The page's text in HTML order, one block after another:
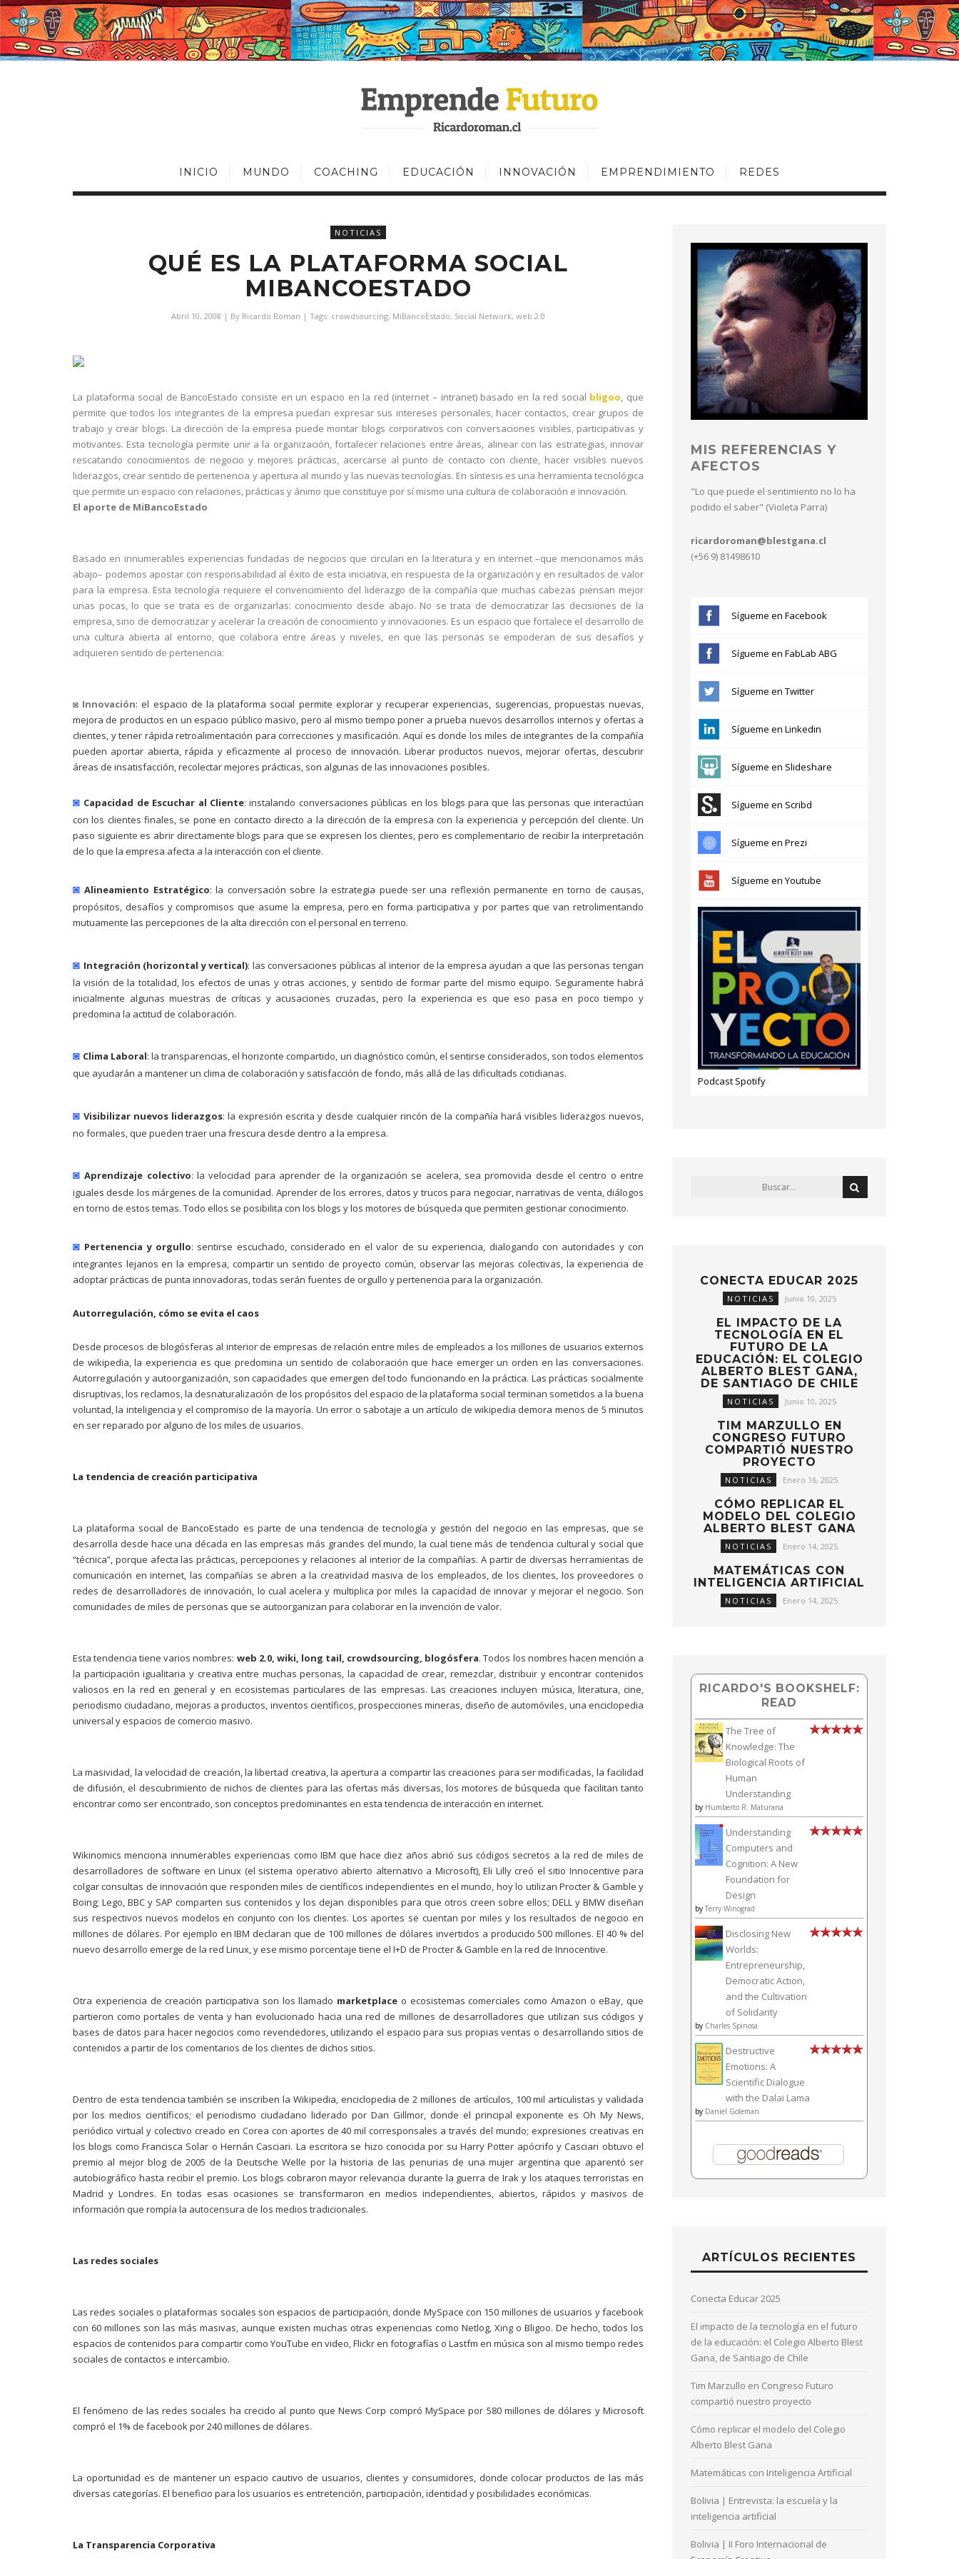
INICIO MUNDO COACHING EDUCACIÓN INNOVACIÓN EMPRENDIMIENTO REDES
NOTICIAS
QUÉ ES LA PLATAFORMA SOCIAL
MIBANCOESTADO
Abril 10, 2008 | By Ricardo Roman | Tags: crowdsourcing, MiBancoEstado, Social Network, web 2.0
La plataforma social de BancoEstado consiste en un espacio en la red (internet – intranet) basado en la red social bligoo, que
permite que todos los integrantes de la empresa puedan expresar sus intereses personales, hacer contactos, crear grupos de
trabajo y crear blogs. La dirección de la empresa puede montar blogs corporativos con conversaciones visibles, participativas y
motivantes. Esta tecnología permite unir a la organización, fortalecer relaciones entre áreas, alinear con las estrategias, innovar
rescatando conocimientos de negocio y mejores prácticas, acercarse al punto de contacto con cliente, hacer visibles nuevos
liderazgos, crear sentido de pertenencia y apertura al mundo y las nuevas tecnologías. En síntesis es una herramienta tecnológica
que permite un espacio con relaciones, prácticas y ánimo que constituye por sí mismo una cultura de colaboración e innovación.
El aporte de MiBancoEstado
Basado en innumerables experiencias fundadas de negocios que circulan en la literatura y en internet –que mencionamos más
abajo– podemos apostar con responsabilidad al éxito de esta iniciativa, en respuesta de la organización y en resultados de valor
para la empresa. Esta tecnología requiere el convencimiento del liderazgo de la compañía que muchas cabezas piensan mejor
unas pocas, lo que se trata es de organizarlas: conocimiento desde abajo. No se trata de democratizar las decisiones de la
empresa, sino de democratizar y acelerar la creación de conocimiento y innovaciones. Es un espacio que fortalece el desarrollo de
una cultura abierta al entorno, que colabora entre áreas y niveles, en que las personas se empoderan de sus desafíos y
adquieren sentido de pertenencia:
◙ Innovación: el espacio de la plataforma social permite explorar y recuperar experiencias, sugerencias, propuestas nuevas,
mejora de productos en un espacio público masivo, pero al mismo tiempo poner a prueba nuevos desarrollos internos y ofertas a
clientes, y tener rápida retroalimentación para correcciones y masificación. Aquí es donde los miles de integrantes de la compañía
pueden aportar abierta, rápida y eficazmente al proceso de innovación. Liberar productos nuevos, mejorar ofertas, descubrir
áreas de insatisfacción, recolectar mejores prácticas, son algunas de las innovaciones posibles.
◙ Capacidad de Escuchar al Cliente: instalando conversaciones públicas en los blogs para que las personas que interactúan
con los clientes finales, se pone en contacto directo a la dirección de la empresa con la experiencia y percepción del cliente. Un
paso siguiente es abrir directamente blogs para que se expresen los clientes, pero es complementario de recibir la interpretación
de lo que la empresa afecta a la interacción con el cliente.
◙Alineamiento Estratégico: la conversación sobre la estrategia puede ser una reflexión permanente en torno de causas,
propósitos, desafíos y compromisos que asume la empresa, pero en forma participativa y por partes que van retrolimentando
mutuamente las percepciones de la alta dirección con el personal en terreno.
◙ Integración (horizontal y vertical): las conversaciones públicas al interior de la empresa ayudan a que las personas tengan
la visión de la totalidad, los efectos de unas y otras acciones, y sentido de formar parte del mismo equipo. Seguramente habrá
inicialmente algunas muestras de críticas y acusaciones cruzadas, pero la experiencia es que eso pasa en poco tiempo y
predomina la actitud de colaboración.
◙ Clima Laboral: la transparencias, el horizonte compartido, un diagnóstico común, el sentirse considerados, son todos elementos
que ayudarán a mantener un clima de colaboración y satisfacción de fondo, más allá de las dificultads cotidianas.
◙Visibilizar nuevos liderazgos: la expresión escrita y desde cualquier rincón de la compañía hará visibles liderazgos nuevos,
no formales, que pueden traer una frescura desde dentro a la empresa.
◙Aprendizaje colectivo: la velocidad para aprender de la organización se acelera, sea promovida desde el centro o entre
iguales desde los márgenes de la comunidad. Aprender de los errores, datos y trucos para negociar, narrativas de venta, diálogos
en torno de estos temas. Todo ellos se posibilita con los blogs y los motores de búsqueda que permiten gestionar conocimiento.
◙ Pertenencia y orgullo: sentirse escuchado, considerado en el valor de su experiencia, dialogando con autoridades y con
integrantes lejanos en la empresa, compartir un sentido de proyecto común, observar las mejoras colectivas, la experiencia de
adoptar prácticas de punta innovadoras, todas serán fuentes de orgullo y pertenencia para la organización.
Autorregulación, cómo se evita el caos
Desde procesos de blogósferas al interior de empresas de relación entre miles de empleados a los millones de usuarios externos
de wikipedia, la experiencia es que predomina un sentido de colaboración que hace emerger un orden en las conversaciones.
Autorregulación y autoorganización, son capacidades que emergen del todo funcionando en la práctica. Las prácticas socialmente
disruptivas, los reclamos, la desnaturalización de los propósitos del espacio de la plataforma social terminan sometidos a la buena
voluntad, la inteligencia y el compromiso de la mayoría. Un error o sabotaje a un artículo de wikipedia demora menos de 5 minutos
en ser reparado por alguno de los miles de usuarios.
La tendencia de creación participativa
La plataforma social de BancoEstado es parte de una tendencia de tecnología y gestión del negocio en las empresas, que se
desarrolla desde hace una década en las empresas más grandes del mundo, la cual tiene más de tendencia cultural y social que
“técnica”, porque afecta las prácticas, percepciones y relaciones al interior de la compañías. A partir de diversas herramientas de
comunicación en internet, las compañías se abren a la creatividad masiva de los empleados, de los clientes, los proveedores o
redes de desarrolladores de innovación, lo cual acelera y multiplica por miles la capacidad de innovar y mejorar el negocio. Son
comunidades de miles de personas que se autoorganizan para colaborar en la invención de valor.
Esta tendencia tiene varios nombres: web 2.0, wiki, long tail, crowdsourcing, blogósfera. Todos los nombres hacen mención a
la participación igualitaria y creativa entre muchas personas, la capacidad de crear, remezclar, distribuir y encontrar contenidos
valiosos en la red en general y en ecosistemas particulares de las empresas. Las creaciones incluyen música, literatura, cine,
periodismo ciudadano, mejoras a productos, inventos científicos, prospecciones mineras, diseño de automóviles, una enciclopedia
universal y espacios de comercio masivo.
La masividad, la velocidad de creación, la libertad creativa, la apertura a compartir las creaciones para ser modificadas, la facilidad
de difusión, el descubrimiento de nichos de clientes para las ofertas más diversas, los motores de búsqueda que facilitan tanto
encontrar como ser encontrado, son conceptos predominantes en esta tendencia de interacción en internet.
Wikinomics menciona innumerables experiencias como IBM que hace diez años abrió sus códigos secretos a la red de miles de
desarrolladores de software en Linux (el sistema operativo abierto alternativo a Microsoft), Eli Lilly creó el sitio Innocentive para
colgar consultas de innovación que responden miles de científicos independientes en el mundo, hoy lo utilizan Procter & Gamble y
Boing; Lego, BBC y SAP comparten sus contenidos y los dejan disponibles para que otros creen sobre ellos; DELL y BMW diseñan
sus respectivos nuevos modelos en conjunto con los clientes. Los aportes se cuentan por miles y los resultados de negocio en
millones de dólares. Por ejemplo en IBM declaran que de 100 millones de dólares invertidos a producido 500 millones. El 40 % del
nuevo desarrollo emerge de la red Linux, y ese mismo porcentaje tiene el I+D de Procter & Gamble en la red de Innocentive.
Otra experiencia de creación participativa son los llamado marketplace o ecosistemas comerciales como Amazon o eBay, que
partieron como portales de venta y han evolucionado hacia una red de millones de desarrolladores que utilizan sus códigos y
bases de datos para hacer negocios como revendedores, utilizando el espacio para sus propias ventas o desarrollando sitios de
contenidos a partir de los comentarios de los clientes de dichos sitios.
Dentro de esta tendencia también se inscriben la Wikipedia, enciclopedia de 2 millones de artículos, 100 mil articulistas y validada
por los medios científicos; el periodismo ciudadano liderado por Dan Gillmor, donde el principal exponente es Oh My News,
periódico virtual y colectivo creado en Corea con aportes de 40 mil corresponsales a través del mundo; expresiones creativas en
los blogs como Francisca Solar o Hernán Casciari. La escritora se hizo conocida por su Harry Potter apócrifo y Casciari obtuvo el
premio al mejor blog de 2005 de la Deutsche Welle por la historia de las penurias de una mujer argentina que aparentó ser
autobiográfico hasta recibir el premio. Los blogs cobraron mayor relevancia durante la guerra de Irak y los ataques terroristas en
Madrid y Londres. En todas esas ocasiones se transformaron en medios independientes, abiertos, rápidos y masivos de
información que rompía la autocensura de los medios tradicionales.
Las redes sociales
Las redes sociales o plataformas sociales son espacios de participación, donde MySpace con 150 millones de usuarios y facebook
con 60 millones son las más masivas, aunque existen muchas otras experiencias como Netlog, Xing o Bligoo. De hecho, todos los
espacios de contenidos para compartir como YouTube en video, Flickr en fotografías o Lastfm en música son al mismo tiempo redes
sociales de contactos e intercambio.
El fenómeno de las redes sociales ha crecido al punto que News Corp compró MySpace por 580 millones de dólares y Microsoft
compró el 1% de facebook por 240 millones de dólares.
La oportunidad es de mantener un espacio cautivo de usuarios, clientes y consumidores, donde colocar productos de las más
diversas categorías. El beneficio para los usuarios es entretención, participación, identidad y posibilidades económicas.
La Transparencia Corporativa
MIS REFERENCIAS Y
AFECTOS
"Lo que puede el sentimiento no lo ha
podido el saber" (Violeta Parra)
ricardoroman@blestgana.cl
(+56 9) 81498610
Sígueme en Facebook
Sígueme en FabLab ABG
Sígueme en Twitter
Sígueme en Linkedin
Sígueme en Slideshare
Sígueme en Scribd
Sígueme en Prezi
Sígueme en Youtube
Podcast Spotify
CONECTA EDUCAR 2025
NOTICIAS Junio 10, 2025
EL IMPACTO DE LA
TECNOLOGÍA EN EL
FUTURO DE LA
EDUCACIÓN: EL COLEGIO
ALBERTO BLEST GANA,
DE SANTIAGO DE CHILE
NOTICIAS Junio 10, 2025
TIM MARZULLO EN
CONGRESO FUTURO
COMPARTIÓ NUESTRO
PROYECTO
NOTICIAS Enero 16, 2025
CÓMO REPLICAR EL
MODELO DEL COLEGIO
ALBERTO BLEST GANA
NOTICIAS Enero 14, 2025
MATEMÁTICAS CON
INTELIGENCIA ARTIFICIAL
NOTICIAS Enero 14, 2025
RICARDO'S BOOKSHELF:
READ
The Tree of
Knowledge: The
Biological Roots of
Human
Understanding
by Humberto R. Maturana
Understanding
Computers and
Cognition: A New
Foundation for
Design
by Terry Winograd
Disclosing New
Worlds:
Entrepreneurship,
Democratic Action,
and the Cultivation
of Solidarity
by Charles Spinosa
Destructive
Emotions: A
Scientific Dialogue
with the Dalai Lama
by Daniel Goleman
ARTÍCULOS RECIENTES
Conecta Educar 2025
El impacto de la tecnología en el futuro
de la educación: el Colegio Alberto Blest
Gana, de Santiago de Chile
Tim Marzullo en Congreso Futuro
compartió nuestro proyecto
Cómo replicar el modelo del Colegio
Alberto Blest Gana
Matemáticas con Inteligencia Artificial
Bolivia | Entrevista: la escuela y la
inteligencia artificial
Bolivia | II Foro Internacional de